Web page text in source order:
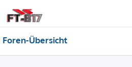
Foren-Übersicht